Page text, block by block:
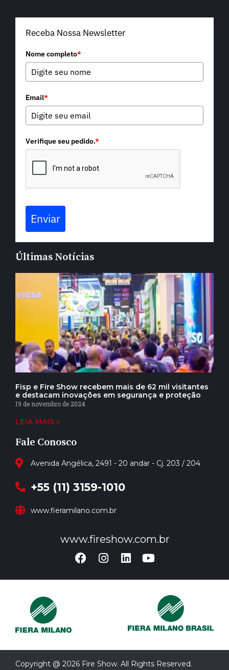
Receba Nossa Newsletter
Nome completo*
Email*
Verifique seu pedido.*
Enviar
Últimas Notícias
Fisp e Fire Show recebem mais de 62 mil visitantes
e destacam inovações em segurança e proteção
19 de novembro de 2024
LEIA MAIS »
Fale Conosco
Avenida Angélica, 2491 - 20 andar - Cj. 203 / 204
+55 (11) 3159-1010
www.fieramilano.com.br
www.fireshow.com.br
Copyright @ 2026 Fire Show. All Rights Reserved.